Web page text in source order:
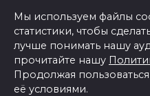
Мы используем файлы
статистики, чтобы
лучше понимать нашу
прочитайте нашу
Продолжая
её условиями.